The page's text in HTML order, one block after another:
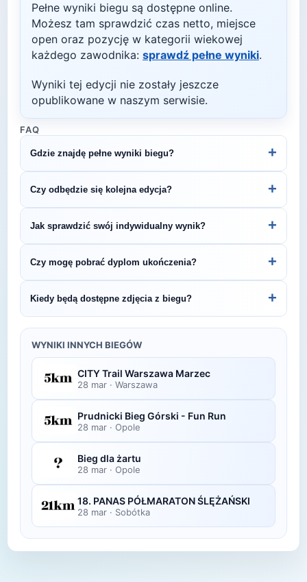
Pełne wyniki biegu są dostępne online.
Możesz tam sprawdzić czas netto, miejsce
open oraz pozycję w kategorii wiekowej
każdego zawodnika: sprawdź pełne wyniki.
Wyniki tej edycji nie zostały jeszcze
opublikowane w naszym serwisie.
FAQ
Gdzie znajdę pełne wyniki biegu? +
stronie internetowej lub na platformach takich jak
LiveTracking, RunnerSpace czy MarathonSport.
Czy odbędzie się kolejna edycja? +
Śledź stronę organizatora lub ZawodyBiegowe.pl,
by być na bieżąco z datą kolejnej edycji XL BIEG
„ŚLADAMI WIOSNY” - 10km.
Jak sprawdzić swój indywidualny wynik? +
organizatora lub platformie pomiarowej podanej na
bibie startowym. Wyniki zawierają czas brutto i
netto, a często też pozycję wśród wszystkich
uczestników i w kategorii wiekowej.
Czy mogę pobrać dyplom ukończenia? +
elektroniczne dyplomy do pobrania ze strony
organizatora po opublikowaniu oficjalnych
Kiedy będą dostępne zdjęcia z biegu? +
w ciągu kilku dni po zawodach na swojej stronie
lub fanpage'u na Facebooku.
WYNIKI INNYCH BIEGÓW
CITY Trail Warszawa Marzec
28 mar · Warszawa
Prudnicki Bieg Górski - Fun Run
28 mar · Opole
Bieg dla żartu
28 mar · Opole
18. PANAS PÓŁMARATON ŚLĘŻAŃSKI
28 mar · Sobótka